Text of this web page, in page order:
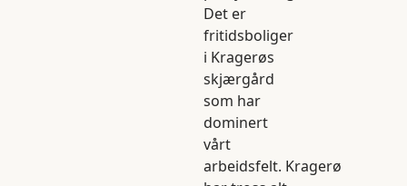
Det er
fritidsboliger
i Kragerøs
skjærgård
som har
dominert
vårt
arbeidsfelt. Kragerø